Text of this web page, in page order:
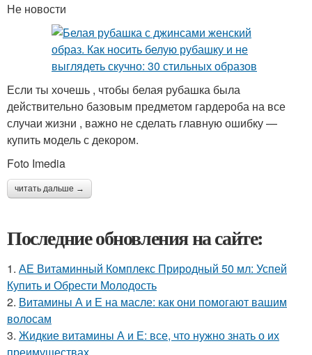
Не новости
Если ты хочешь , чтобы белая рубашка была
действительно базовым предметом гардероба на все
случаи жизни , важно не сделать главную ошибку —
купить модель с декором.
Foto Imedia
читать дальше →
Последние обновления на сайте:
1. АЕ Витаминный Комплекс Природный 50 мл: Успей
Купить и Обрести Молодость
2. Витамины А и Е на масле: как они помогают вашим
волосам
3. Жидкие витамины А и Е: все, что нужно знать о их